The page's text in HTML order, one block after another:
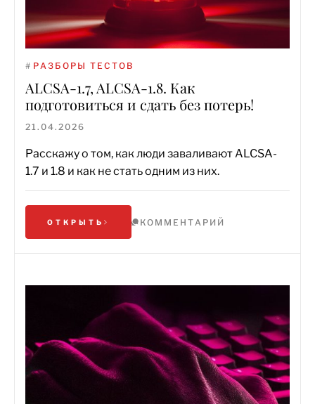
# РАЗБОРЫ ТЕСТОВ
ALCSA-1.7, ALCSA-1.8. Как
подготовиться и сдать без потерь!
21.04.2026
Расскажу о том, как люди заваливают ALCSA-
1.7 и 1.8 и как не стать одним из них.
ОТКРЫТЬ КОММЕНТАРИЙ